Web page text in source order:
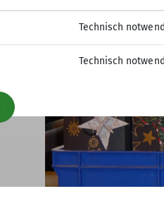
Technisch
Technisch